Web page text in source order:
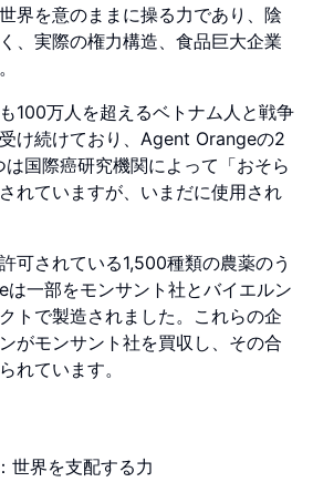
界を意のままに操る力であり、陰
、実際の権力構造、食品巨大企業
100万人を超えるベトナム人と戦争
け続けており、Agent Orangeの2
は国際癌研究機関によって「おそら
れていますが、いまだに使用され
可されている1,500種類の農薬のう
一部をモンサント社とバイエルン
トで製造されました。これらの企
がモンサント社を買収し、その合
れています。